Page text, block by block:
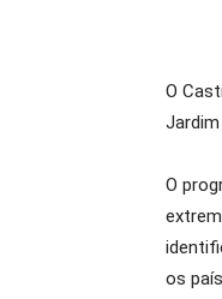
O
Jardim
O
os